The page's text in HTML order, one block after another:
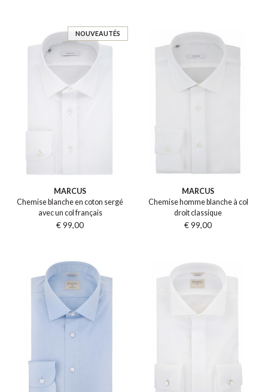
NOUVEAUTÉS
MARCUS
Chemise blanche en coton sergé
avec un col français
€ 99,00
MARCUS
Chemise homme blanche à col
droit classique
€ 99,00